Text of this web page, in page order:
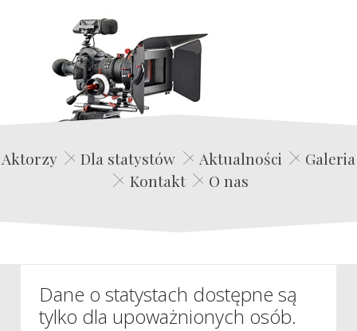
Edwin Film Agencja Aktorska
Aktorzy Dla statystów Aktualności
Galeria
Kontakt
O nas
Dane o statystach dostępne są
tylko dla upoważnionych osób.